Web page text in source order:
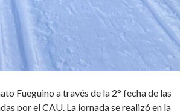
Fueguino a través de la 2° fecha de las
por el CAU. La jornada se realizó en la